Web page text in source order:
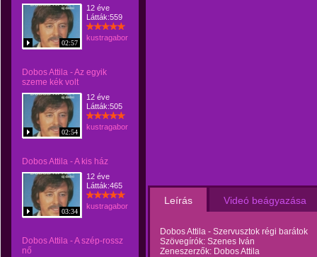
02:57
12 éve
Látták:559
kustragabor
Dobos Attila - Az egyik
szeme kék volt
02:54
12 éve
Látták:505
kustragabor
Dobos Attila - A kis ház
03:34
12 éve
Látták:465
kustragabor
Dobos Attila - A szép-rossz
nő
Leírás Videó beágyazása
Dobos Attila - Szervusztok régi barátok
Szövegírók: Szenes Iván
Zeneszerzők: Dobos Attila